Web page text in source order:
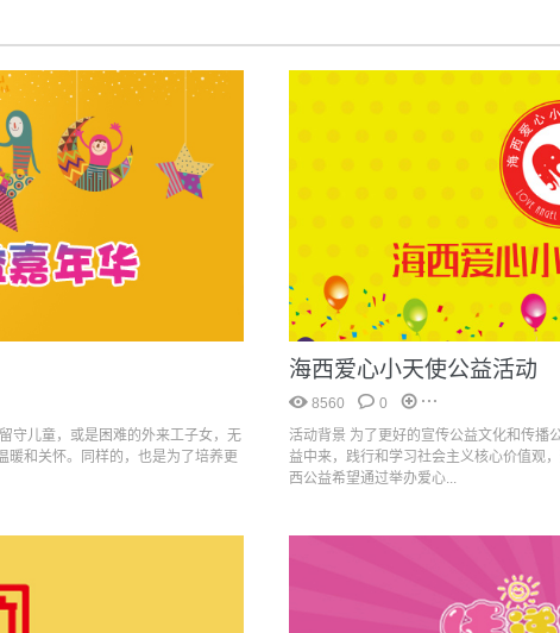
守儿童，或是困难的外来工子女，无
暖和关怀。同样的，也是为了培养更
海西爱心小天使公益活动
8560
0
活动背景 为了更好的宣传公益文化和传播
益中来，践行和学习社会主义核心价值观
西公益希望通过举办爱心...